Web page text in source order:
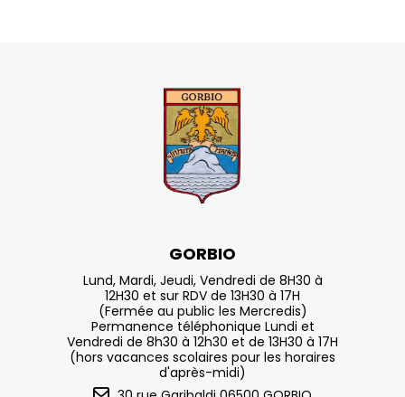
GORBIO
Lund, Mardi, Jeudi, Vendredi de 8H30 à
12H30 et sur RDV de 13H30 à 17H
(Fermée au public les Mercredis)
Permanence téléphonique Lundi et
Vendredi de 8h30 à 12h30 et de 13H30 à 17H
(hors vacances scolaires pour les horaires
d'après-midi)